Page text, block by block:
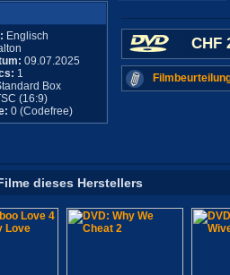
Englisch
09.07.2025
1
Box
(16:9)
0 (Codefree)
CHF
dieses Herstellers